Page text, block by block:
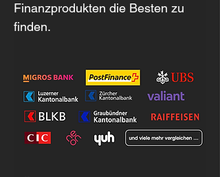
Finanzprodukten die Besten zu
finden.